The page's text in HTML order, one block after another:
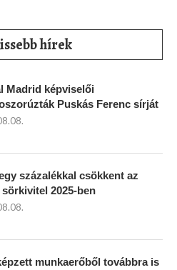
hírek
Madrid képviselői
Puskás Ferenc sírját
százalékkal csökkent az
2025-ben
munkaerőből továbbra is